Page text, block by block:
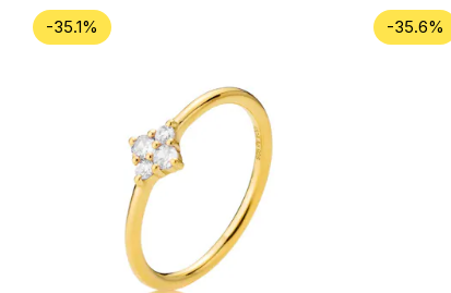
-35.1% -35.6%